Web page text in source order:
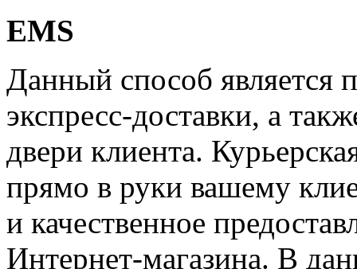
EMS
Данный способ является
экспресс-доставки, а
двери клиента.
прямо в руки вашему
и качественное
Интернет-магазина. В